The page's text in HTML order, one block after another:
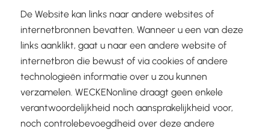
De Website kan links naar andere websites of
internetbronnen bevatten. Wanneer u een van deze
links aanklikt, gaat u naar een andere website of
internetbron die bewust of via cookies of andere
technologieën informatie over u zou kunnen
verzamelen. WECKENonline draagt geen enkele
verantwoordelijkheid noch aansprakelijkheid voor,
noch controlebevoegdheid over deze andere